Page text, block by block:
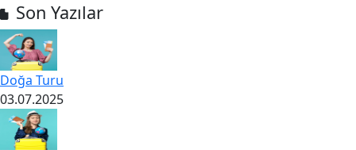
Son Yazılar
Doğa Turu
03.07.2025